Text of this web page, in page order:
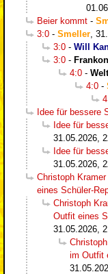
Beier kommt -
3:0 - Smeller
3:0 - Will
3:0 -
4:0 -
4:0 -
Idee für bessere
Idee für
31.05.2026,
Idee für
31.05.2026,
Christoph
eines Schüler-
Christoph
Outfit eines
31.05.2026,
im Outfit